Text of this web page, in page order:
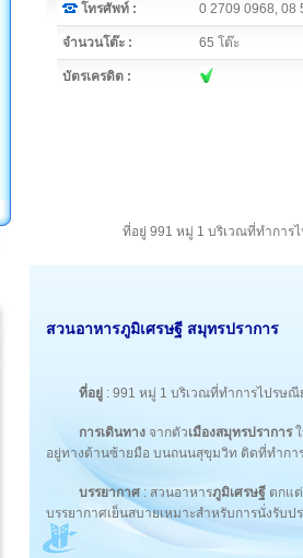
โทรศัพท์ : 0 2709 0968, 08
จำนวนโต๊ะ : 65 โต๊ะ
บัตรเครดิต :
ที่อยู่ 991 หมู่ 1 บริเวณที่ทำการ
สวนอาหารภูมิเศรษฐี สมุทรปราการ
ที่อยู่ : 991 หมู่ 1 บริเวณที่ทำการไปรษ
การเดินทาง จากตัวเมืองสมุทรปราการใ
อยู่ทางด้านซ้ายมือ บนถนนสุขุมวิท ติดที่ทำกา
บรรยากาศ : สวนอาหารภูมิเศรษฐี ตกแ
บรรยากาศเย็นสบายเหมาะสำหรับการนั่งรับป